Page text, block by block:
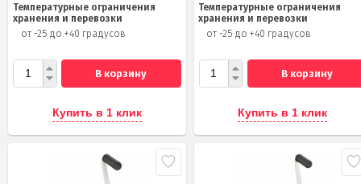
Температурные ограничения
хранения и перевозки
от -25 до +40 градусов
В корзину
Купить в 1 клик
Температурные ограничения
хранения и перевозки
от -25 до +40 градусов
В корзину
Купить в 1 клик